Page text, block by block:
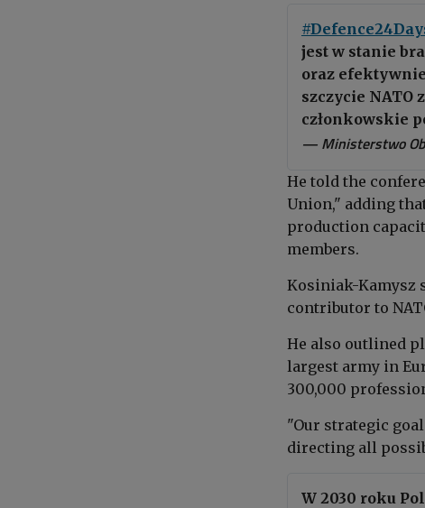
jest w stanie
oraz
szczycie NATO
członkowskie
— Ministerstwo
He told the
Union," adding
production
members.
Kosiniak-Kamysz
contributor to
He also outlined
largest army in
300,000
"Our strategic
directing all
W 2030 roku